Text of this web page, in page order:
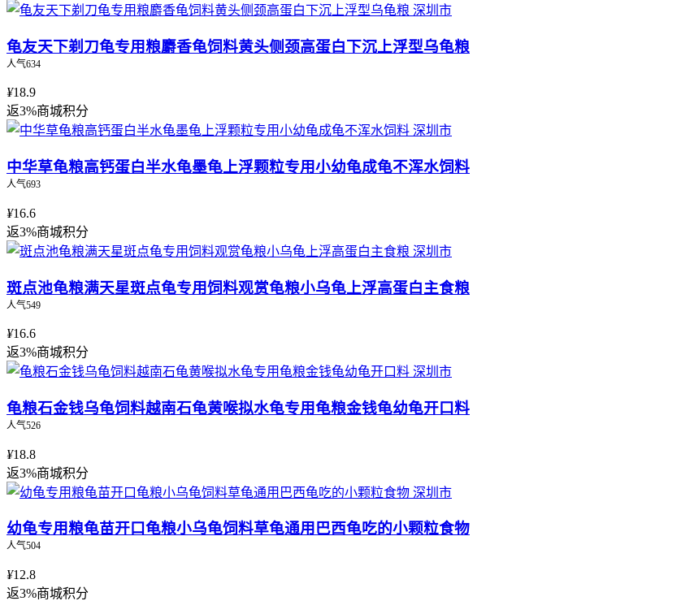
深圳市
龟友天下剃刀龟专用粮麝香龟饲料黄头侧颈高蛋白下沉上浮型乌龟粮
人气634
¥18.9
返3%商城积分
深圳市
中华草龟粮高钙蛋白半水龟墨龟上浮颗粒专用小幼龟成龟不浑水饲料
人气693
¥16.6
返3%商城积分
深圳市
斑点池龟粮满天星斑点龟专用饲料观赏龟粮小乌龟上浮高蛋白主食粮
人气549
¥16.6
返3%商城积分
深圳市
龟粮石金钱乌龟饲料越南石龟黄喉拟水龟专用龟粮金钱龟幼龟开口料
人气526
¥18.8
返3%商城积分
深圳市
幼龟专用粮龟苗开口龟粮小乌龟饲料草龟通用巴西龟吃的小颗粒食物
人气504
¥12.8
返3%商城积分